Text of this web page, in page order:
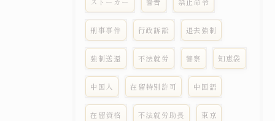
ストーカー 警告 禁止命令
刑事事件 行政訴訟 退去強制
強制送還 不法就労 警察 知恵袋
中国人 在留特別許可 中国語
在留資格 不法就労助長 東京